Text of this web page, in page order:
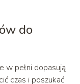
do
w pełni dopasują
czas i poszukać